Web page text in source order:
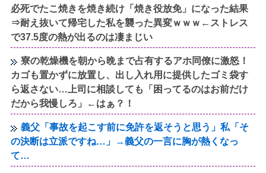
必死でたこ焼きを焼き続け「焼き役放免」になった結果
⇒耐え抜いて帰宅した私を襲った異変ｗｗｗ←ストレス
で37.5度の熱が出るのは凄まじい
寮の乾燥機を朝から晩まで占有するアホ同僚に激怒！
カゴも置かずに放置し、出し入れ用に提供したゴミ袋す
ら返さない…上司に相談しても「困ってるのはお前だけ
だから我慢しろ」←はぁ？！
義父「事故を起こす前に免許を返そうと思う」私「そ
の決断は立派ですね…」→義父の一言に胸が熱くなっ
て…